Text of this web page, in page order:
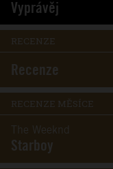
Vyprávěj
RECENZE
Recenze
RECENZE MĚSÍCE
The Weeknd
Starboy